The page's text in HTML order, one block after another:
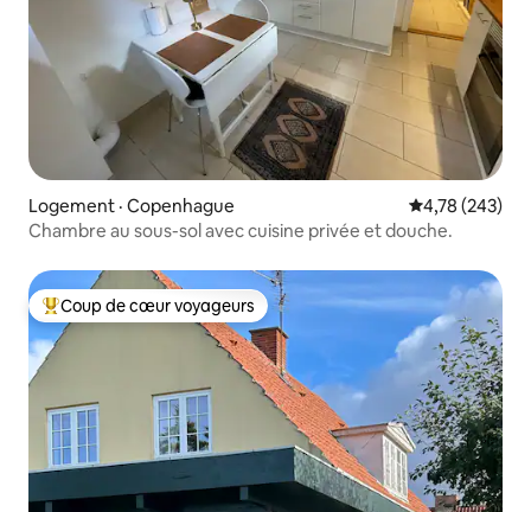
Logement · Copenhague Note
4,78 (243)
Chambre au sous-sol avec cuisine privée et douche.
Coup de cœur voyageurs parmi les plus aimés
Coup de cœur voyageurs